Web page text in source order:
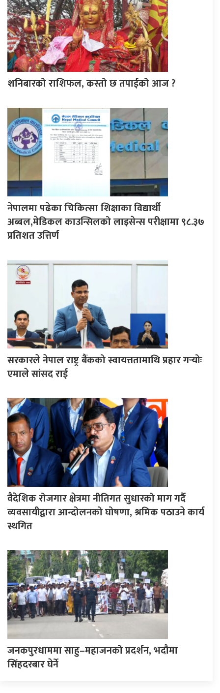
शनिबारको राशिफल, कस्तो छ तपाईको आज ?
नेपालमा पढेका चिकित्सा शिक्षाका विद्यार्थी
अब्बल,मेडिकल काउन्सिलको लाइसेन्स परीक्षामा ९८.३७
प्रतिशत उत्तिर्ण
सरकारले नेपाल राष्ट्र बैंकको स्वायत्ततामाथि प्रहार गर्‍योः
एमाले सांसद राई
वैदेशिक रोजगार क्षेत्रमा नीतिगत सुधारको माग गर्दै
व्यवसायीद्वारा आन्दोलनको घोषणा, श्रमिक पठाउने कार्य
स्थगित
जनकपुरधाममा साहु–महाजनको प्रदर्शन, भदौमा
सिंहदरबार घेर्ने